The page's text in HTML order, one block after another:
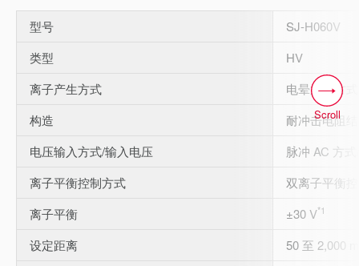
型号
SJ-H060V
类型
HV
离子产生方式
电晕放电方式
构造
耐冲击电阻
电压输入方式/输入电压
脉冲 AC 方
离子平衡控制方式
双离子平衡
离子平衡
±30 V*1
设定距离
50 至 2,000
Scroll